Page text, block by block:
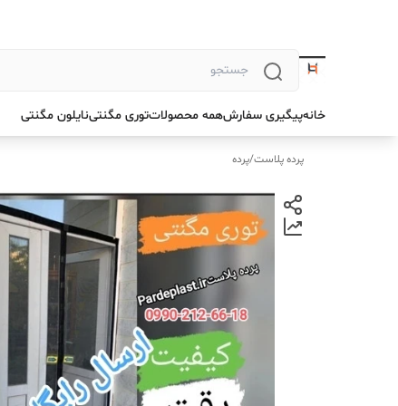
خانهپیگیری سفارشهمه محصولاتتوری مگنتینایلون مگنتی
پرده پلاست/پرده